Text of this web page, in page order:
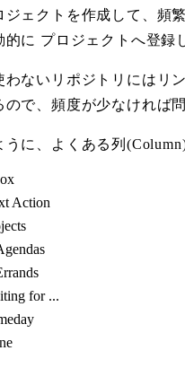
ジェクトを作成して、頻
的に プロジェクトへ登録
わないリポジトリにはリ
ので、頻度が少なければ
うに、よくある列
Action
for ...